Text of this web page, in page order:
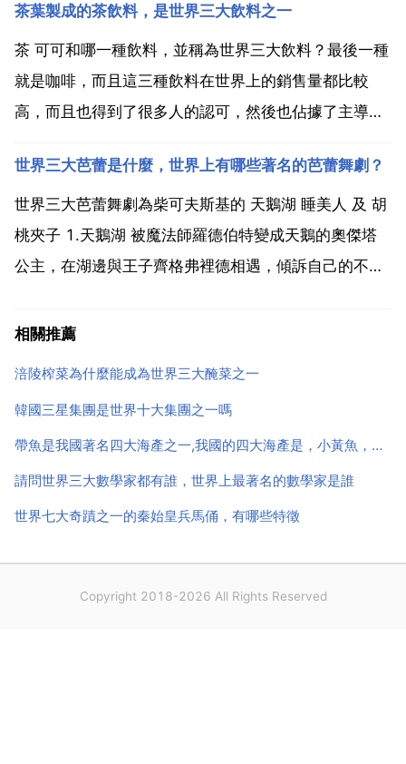
該如何改變這種狀態呢？5 工農業的發展 過度放牧等
會打亂生態系統的平衡,危及自身生存.過度的亂砍濫伐
過度...
茶葉製成的茶飲料，是世界三大飲料之一
茶 可可和哪一種飲料，並稱為世界三大飲料？最後一種
就是咖啡，而且這三種飲料在世界上的銷售量都比較
高，而且也得到了很多人的認可，然後也佔據了主導地
種飲料，所以才會被稱為世界三大飲料。和咖啡並稱為
世界三大飲料，都是無酒精飲料，喝的人特別多。茶 可
可和哪一種...
世界三大芭蕾是什麼，世界上有哪些著名的芭蕾舞劇？
世界三大芭蕾舞劇為柴可夫斯基的 天鵝湖 睡美人 及 胡
桃夾子 1.天鵝湖 被魔法師羅德伯特變成天鵝的奧傑塔
公主，在湖邊與王子齊格弗裡德相遇，傾訴自己的不
治，王子發誓永遠愛她。在為王子挑選新娘的舞會上，
相關推薦
涪陵榨菜為什麼能成為世界三大醃菜之一
韓國三星集團是世界十大集團之一嗎
帶魚是我國著名四大海產之一,我國的四大海產是，小黃魚，帶魚和
請問世界三大數學家都有誰，世界上最著名的數學家是誰
世界七大奇蹟之一的秦始皇兵馬俑，有哪些特徵
Copyright 2018-2026 All Rights Reserved